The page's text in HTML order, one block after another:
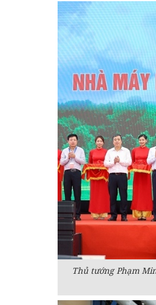
Thủ tướng Phạm